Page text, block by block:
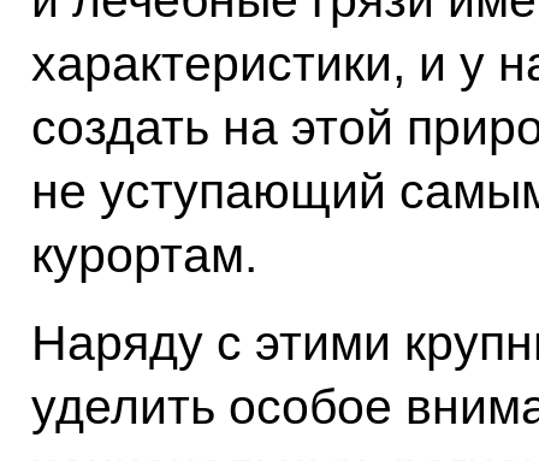
характеристики, и у
создать на этой
не уступающий
курортам.
Наряду с этими
уделить особое